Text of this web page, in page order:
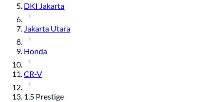
DKI Jakarta
Jakarta Utara
Honda
CR-V
1.5 Prestige